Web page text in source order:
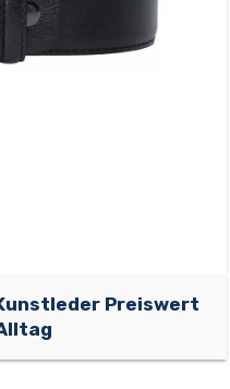
Preiswert